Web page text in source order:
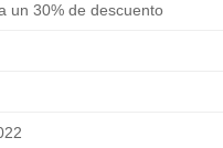
un 30% de descuento